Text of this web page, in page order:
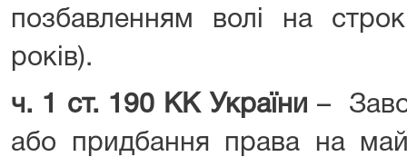
позбавленням волі на
років).
ч. 1 ст. 190 КК України –
або придбання права на